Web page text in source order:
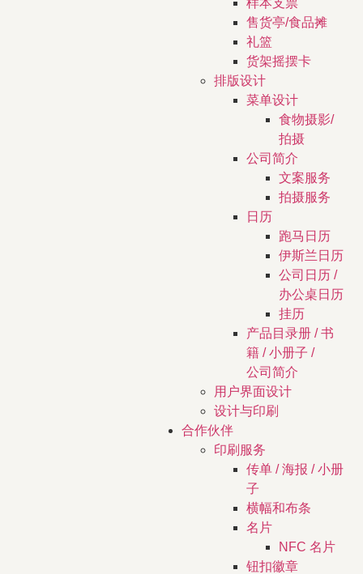
样本支票
售货亭/食品摊
礼篮
货架摇摆卡
排版设计
菜单设计
食物摄影/
拍摄
公司简介
文案服务
拍摄服务
日历
跑马日历
伊斯兰日历
公司日历 /
办公桌日历
挂历
产品目录册 / 书
籍 / 小册子 /
公司简介
用户界面设计
设计与印刷
合作伙伴
印刷服务
传单 / 海报 / 小册
子
横幅和布条
名片
NFC 名片
钮扣徽章